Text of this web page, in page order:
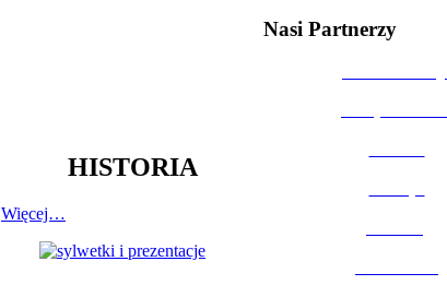
HISTORIA
Więcej…
Nasi Partnerzy